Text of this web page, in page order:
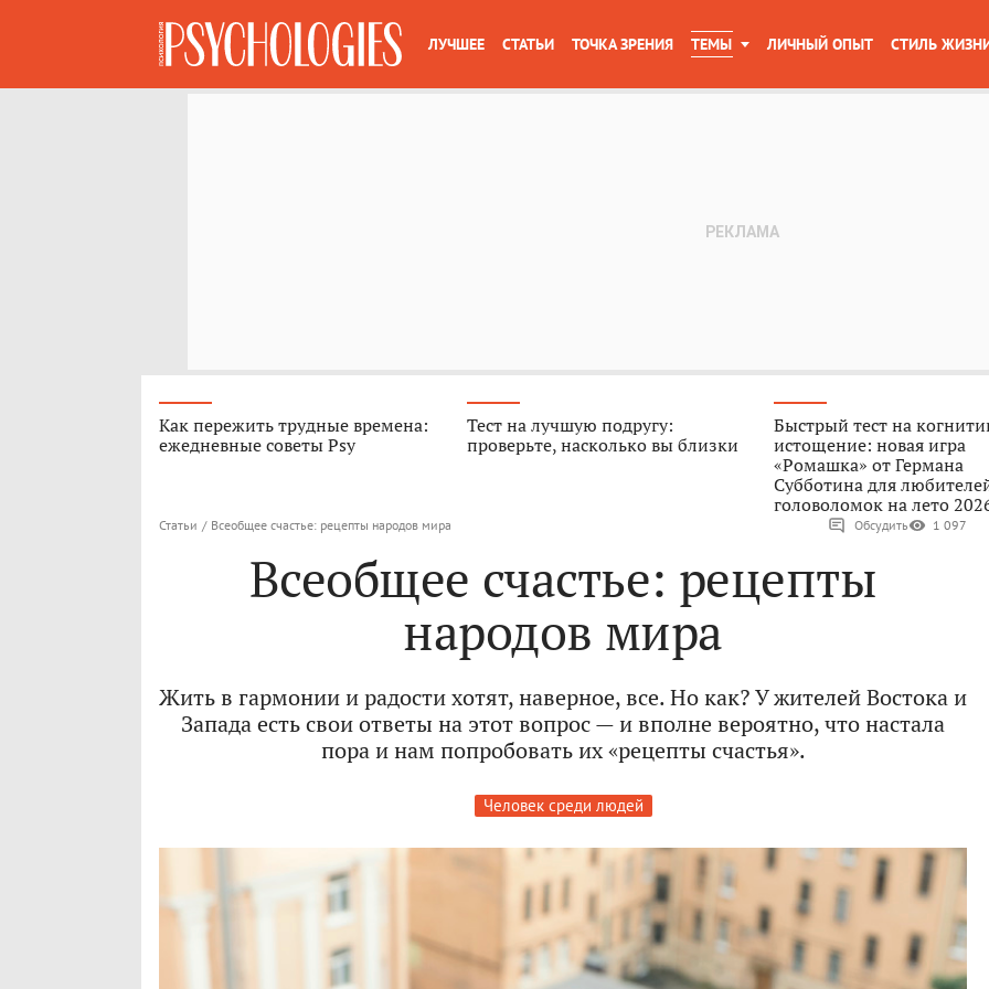
ЛУЧШЕЕ СТАТЬИ ТОЧКА ЗРЕНИЯ ТЕМЫ ЛИЧНЫЙ ОПЫТ СТИЛЬ
Как пережить трудные времена:
ежедневные советы Psy
Тест на лучшую подругу:
проверьте, насколько вы близки
Быстрый тест на
истощение: новая игра
«Ромашка» от Германа
Субботина для
головоломок на лето
Статьи / Всеобщее счастье: рецепты народов мира Обсудить 1 097
Всеобщее счастье: рецепты
народов мира
Жить в гармонии и радости хотят, наверное, все. Но как? У жителей Востока и
Запада есть свои ответы на этот вопрос — и вполне вероятно, что настала
пора и нам попробовать их «рецепты счастья».
Человек среди людей